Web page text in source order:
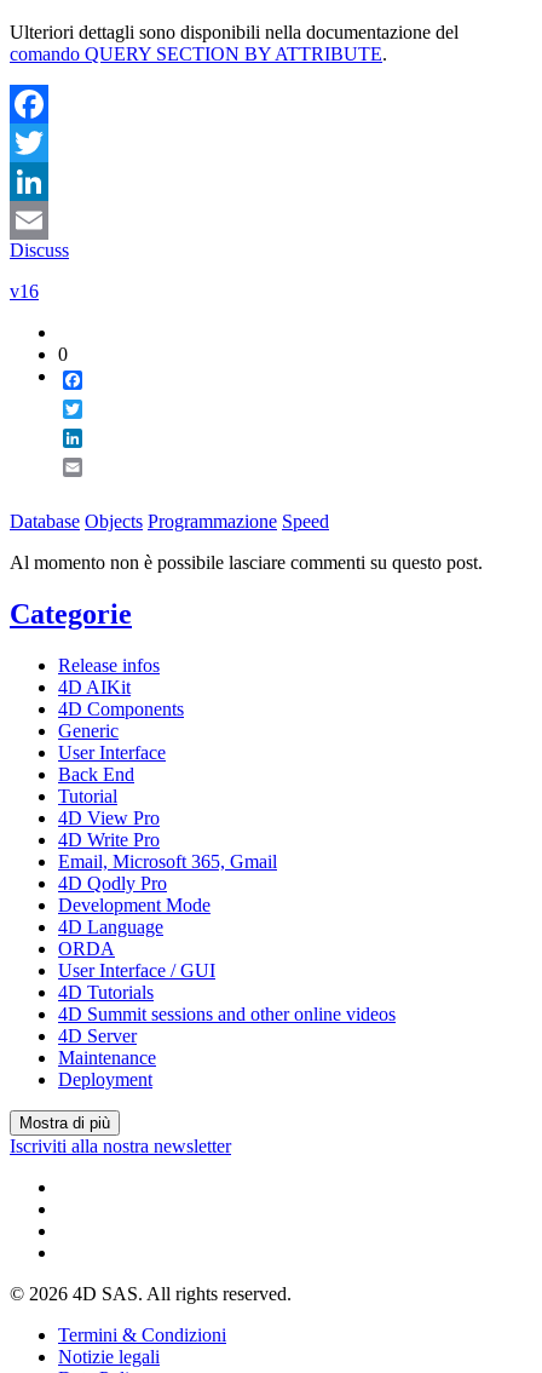
Ulteriori dettagli sono disponibili nella documentazione del
comando QUERY SECTION BY ATTRIBUTE.
Facebook
Twitter
LinkedIn
Email
Discuss
v16
0
Database Objects Programmazione Speed
Al momento non è possibile lasciare commenti su questo post.
Categorie
Release infos
4D AIKit
4D Components
Generic
User Interface
Back End
Tutorial
4D View Pro
4D Write Pro
Email, Microsoft 365, Gmail
4D Qodly Pro
Development Mode
4D Language
ORDA
User Interface / GUI
4D Tutorials
4D Summit sessions and other online videos
4D Server
Maintenance
Deployment
Mostra di più
Iscriviti alla nostra newsletter
© 2026 4D SAS. All rights reserved.
Termini & Condizioni
Notizie legali